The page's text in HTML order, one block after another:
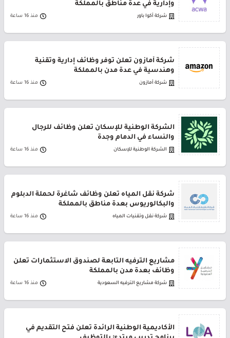
وإدارية في عدة مناطق بالمملكة
شركة أكوا باور منذ 16 ساعة
شركة أمازون تعلن توفر وظائف إدارية وتقنية
وهندسية في عدة مدن بالمملكة
شركة أمازون منذ 16 ساعة
الشركة الوطنية للإسكان تعلن وظائف للرجال
والنساء في الدمام وجدة
الشركة الوطنية للإسكان منذ 16 ساعة
شركة نقل المياه تعلن وظائف شاغرة لحملة الدبلوم
والبكالوريوس بعدة مناطق بالمملكة
شركة نقل وتقنيات المياه منذ 16 ساعة
مشاريع الترفيه التابعة لصندوق الاستثمارات تعلن
وظائف بعدة مدن بالمملكة
شركة مشاريع الترفيه السعودية منذ 16 ساعة
الأكاديمية الوطنية الرائدة تعلن فتح التقديم في